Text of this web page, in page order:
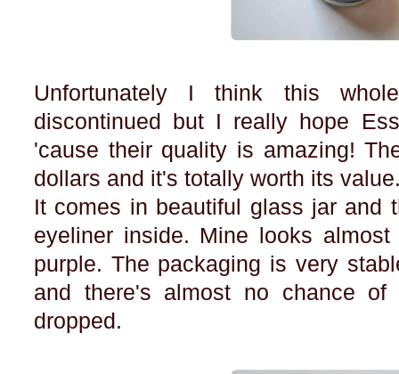
Unfortunately I think this
discontinued but I really hope
'cause their quality is amazing!
dollars and it's totally worth its
It comes in beautiful glass jar and
eyeliner inside. Mine looks
purple. The packaging is very
and there's almost no chance of
dropped.